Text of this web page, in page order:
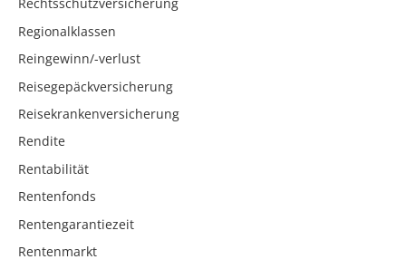
Rechtsschutzversicherung
Regionalklassen
Reingewinn/-verlust
Reisegepäckversicherung
Reisekrankenversicherung
Rendite
Rentabilität
Rentenfonds
Rentengarantiezeit
Rentenmarkt